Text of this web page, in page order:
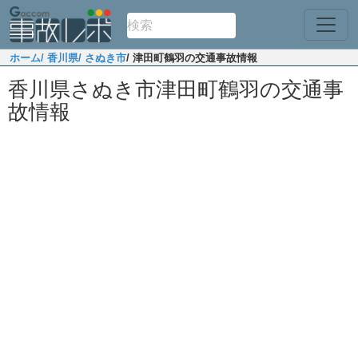
ホーム/ 香川県/ さぬき市/ 津田町鶴羽の交通事故情報
香川県さぬき市津田町鶴羽の交通事
故情報